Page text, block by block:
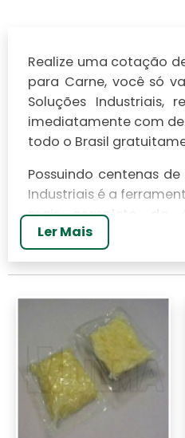
Realize uma cotação
para Carne, você só
Soluções Industriais,
imediatamente com
todo o Brasil
Possuindo centenas
Industriais é a
mais completo da
realizar um
Vacuo para Carne,
anuciantes a seguir:
Ler Mais